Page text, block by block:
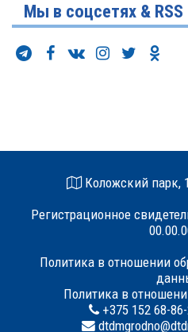
Мы в соцсетях & RSS
Коложский парк,
Регистрационное
Политика в отношении
Политика в
+375 152 68-